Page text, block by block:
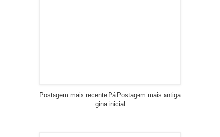
Postagem mais recente Postagem mais antiga
Pá
gina inicial